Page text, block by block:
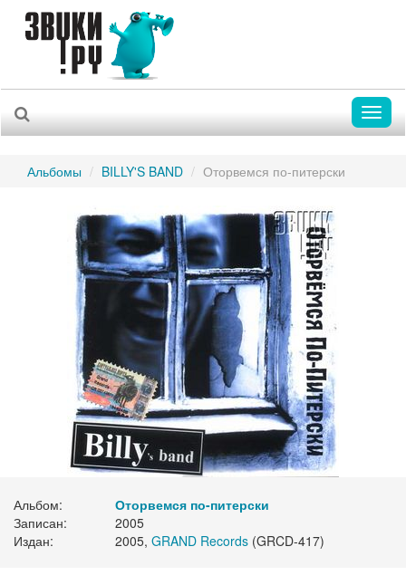
Альбомы BILLY'S BAND Оторвемся по-питерски
Альбом:
Оторвемся по-питерски
Записан:
2005
Издан:
2005, GRAND Records (GRCD-417)